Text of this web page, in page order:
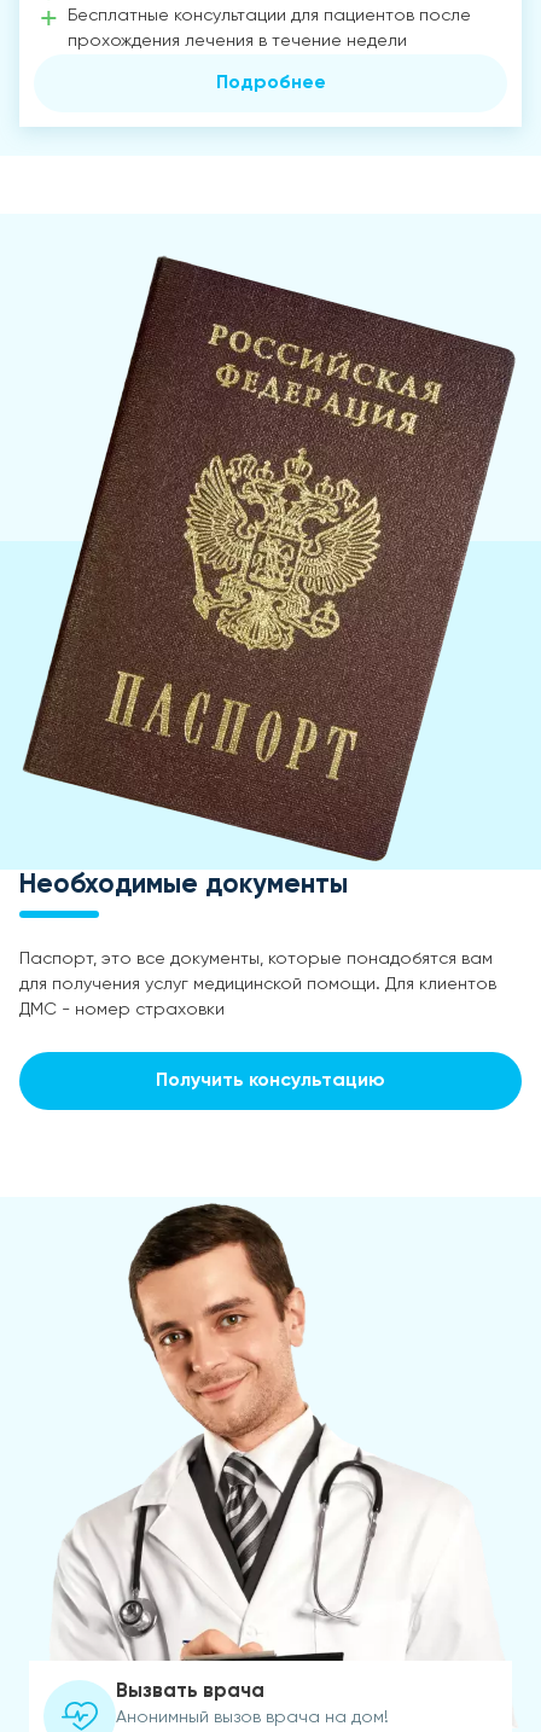
Бесплатные консультации для пациентов после
прохождения лечения в течение недели
Подробнее
Необходимые документы
Паспорт, это все документы, которые понадобятся вам
для получения услуг медицинской помощи. Для клиентов
ДМС - номер страховки
Получить консультацию
Вызвать врача
Анонимный вызов врача на дом!